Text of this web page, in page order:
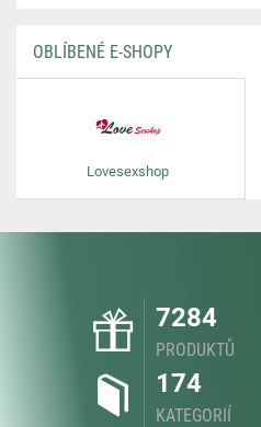
OBLÍBENÉ E-SHOPY
Lovesexshop
7284
PRODUKTŮ
174
KATEGORIÍ